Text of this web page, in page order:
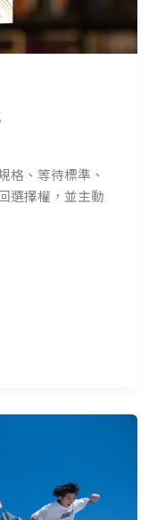
格、等待標準、
選擇權，並主動